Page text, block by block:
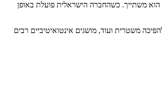
הוא משתייך. כשהחברה הישראלית פועלת באופן
משטרית ועוד, מושגים אינטואיטיביים רבים